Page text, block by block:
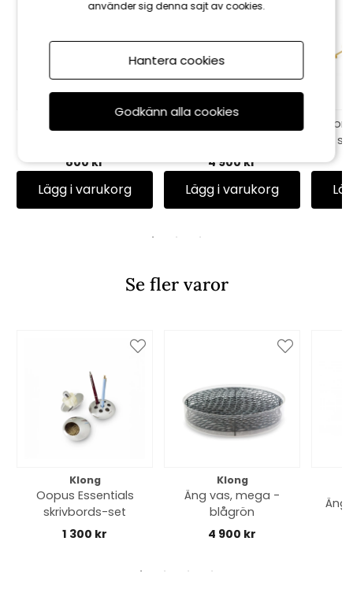
800 kr
Lägg i varukorg
4 900 kr
Lägg i varukorg
Se fler varor
Klong
Oopus Essentials
skrivbords-set
1 300 kr
Klong
Äng vas, mega -
blågrön
4 900 kr
Äng
använder sig denna sajt av cookies.
Hantera cookies
Godkänn alla cookies